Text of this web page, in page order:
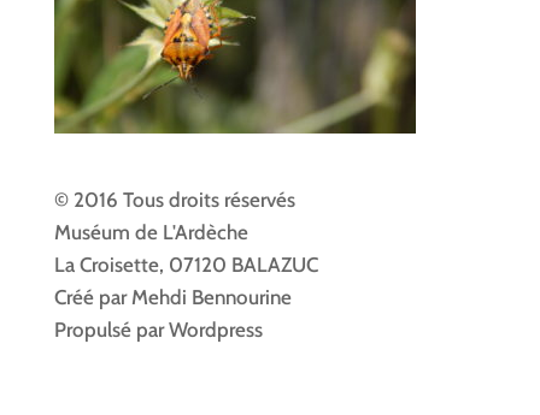
© 2016 Tous droits réservés
Muséum de L'Ardèche
La Croisette, 07120 BALAZUC
Créé par Mehdi Bennourine
Propulsé par Wordpress